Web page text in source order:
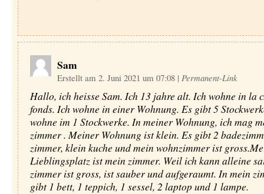
Sam
Erstellt am 2. Juni 2021 um 07:08 | Permanent-Link
Hallo, ich heisse Sam. Ich 13 jahre alt. Ich wohne in la
fonds. Ich wohne in einer Wohnung. Es gibt 5
wohne im 1 Stockwerke. In meiner Wohnung, ich mag
zimmer . Meiner Wohnung ist klein. Es gibt 2
zimmer, klein kuche und mein wohnzimmer ist
Lieblingsplatz ist mein zimmer. Weil ich kann alleine
zimmer ist gross, ist sauber und aufgeraumt. In mein
gibt 1 bett, 1 teppich, 1 sessel, 2 laptop und 1 lampe.